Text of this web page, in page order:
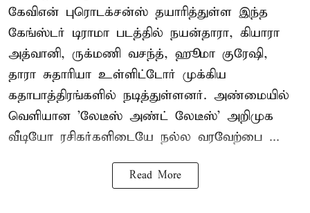
கேவிஎன் புரொடக்சன்ஸ் தயாரித்துள்ள இந்த
கேங்ஸ்டர் டிராமா படத்தில் நயன்தாரா, கியாரா
அத்வானி, ருக்மணி வசந்த், ஹூமா குரேஷி,
தாரா சுதாரியா உள்ளிட்டோர் முக்கிய
கதாபாத்திரங்களில் நடித்துள்ளனர். அண்மையில்
வெளியான 'லேடீஸ் அண்ட் லேடீஸ்' அறிமுக
வீடியோ ரசிகர்களிடையே நல்ல வரவேற்பை ...
Read More